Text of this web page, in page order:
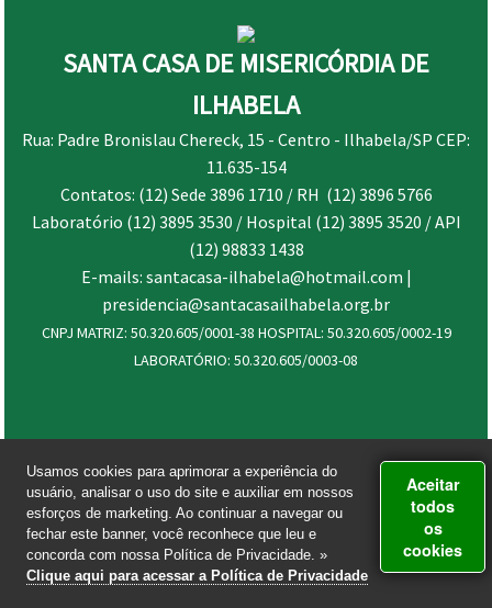
SANTA CASA DE MISERICÓRDIA DE
ILHABELA
Rua: Padre Bronislau Chereck, 15 - Centro - Ilhabela/SP CEP:
11.635-154
Contatos: (12) Sede 3896 1710 / RH (12) 3896 5766
Laboratório (12) 3895 3530 / Hospital (12) 3895 3520 / API
(12) 98833 1438
E-mails: santacasa-ilhabela@hotmail.com |
presidencia@santacasailhabela.org.br
CNPJ MATRIZ: 50.320.605/0001-38 HOSPITAL: 50.320.605/0002-19
LABORATÓRIO: 50.320.605/0003-08
Usamos cookies para aprimorar a experiência do
usuário, analisar o uso do site e auxiliar em nossos
esforços de marketing. Ao continuar a navegar ou
fechar este banner, você reconhece que leu e
concorda com nossa Política de Privacidade. »
Clique aqui para acessar a Política de Privacidade
Aceitar
todos
os
cookies